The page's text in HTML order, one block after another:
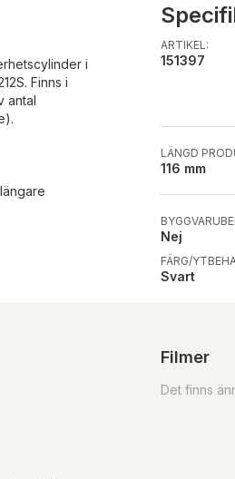
i
Finns i
antal
ARTIKEL:
151397
LÄNGD
116 mm
Nej
FÄRG/
Svart
Filmer
Det finns